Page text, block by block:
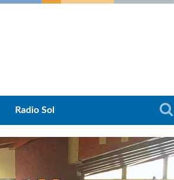
Radio Sol